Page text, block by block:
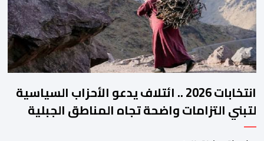
انتخابات 2026 .. ائتلاف يدعو الأحزاب السياسية
لتبني التزامات واضحة تجاه المناطق الجبلية